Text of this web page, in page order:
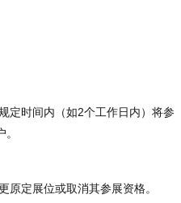
定时间内（如2个工作日内）将参
原定展位或取消其参展资格。